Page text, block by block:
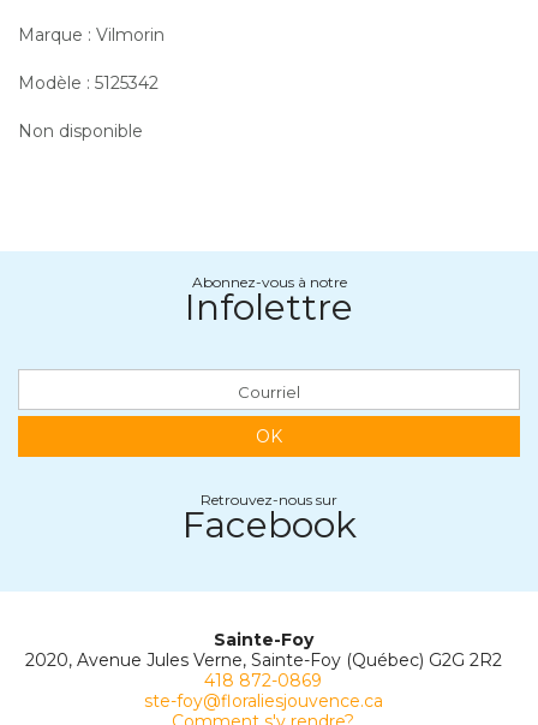
Marque : Vilmorin
Modèle : 5125342
Non disponible
Abonnez-vous à notre
Infolettre
OK
Retrouvez-nous sur
Facebook
Sainte-Foy
2020, Avenue Jules Verne, Sainte-Foy (Québec) G2G 2R2
418 872-0869
ste-foy@floraliesjouvence.ca